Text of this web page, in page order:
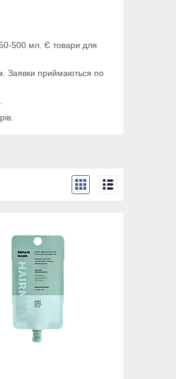
500 мл. Є товари для
Заявки приймаються по